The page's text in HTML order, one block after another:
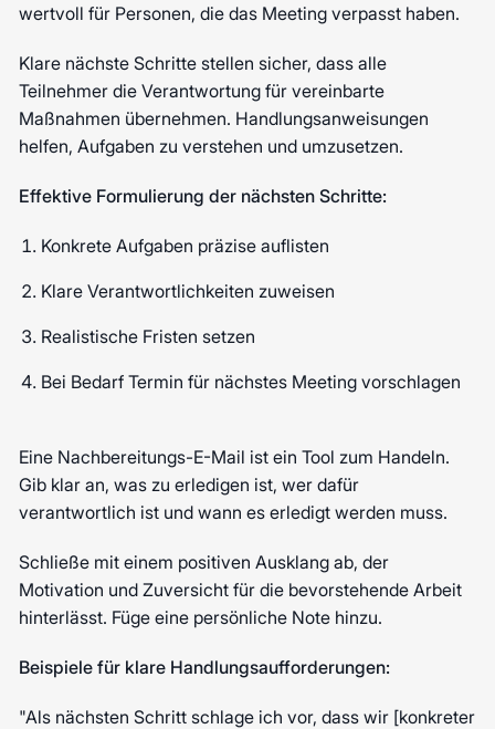
wertvoll für Personen, die das Meeting verpasst haben.
Klare nächste Schritte stellen sicher, dass alle
Teilnehmer die Verantwortung für vereinbarte
Maßnahmen übernehmen. Handlungsanweisungen
helfen, Aufgaben zu verstehen und umzusetzen.
Effektive Formulierung der nächsten Schritte:
Konkrete Aufgaben präzise auflisten
Klare Verantwortlichkeiten zuweisen
Realistische Fristen setzen
Bei Bedarf Termin für nächstes Meeting vorschlagen
Eine Nachbereitungs-E-Mail ist ein Tool zum Handeln.
Gib klar an, was zu erledigen ist, wer dafür
verantwortlich ist und wann es erledigt werden muss.
Schließe mit einem positiven Ausklang ab, der
Motivation und Zuversicht für die bevorstehende Arbeit
hinterlässt. Füge eine persönliche Note hinzu.
Beispiele für klare Handlungsaufforderungen:
"Als nächsten Schritt schlage ich vor, dass wir [konkreter